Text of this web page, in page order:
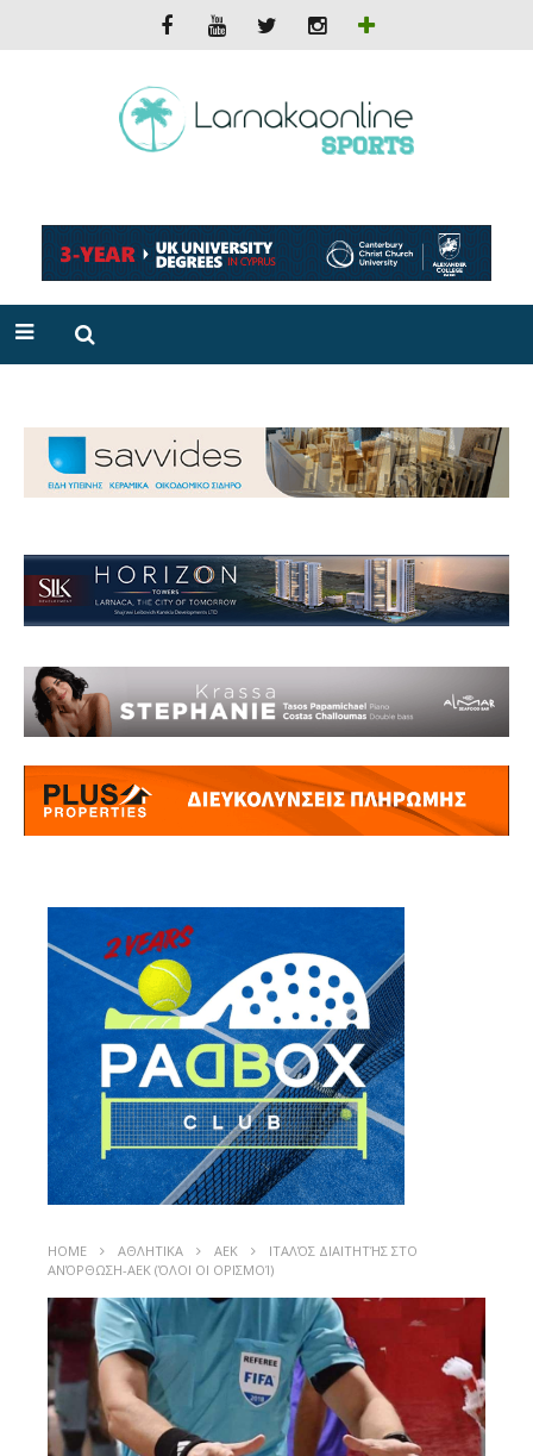
HOME ΑΘΛΗΤΙΚΑ ΑΕΚ
ΙΤΑΛΌΣ ΔΙΑΙΤΗΤΉΣ ΣΤΟ
ΑΝΌΡΘΩΣΗ-ΑΕΚ (ΌΛΟΙ ΟΙ ΟΡΙΣΜΟΊ)